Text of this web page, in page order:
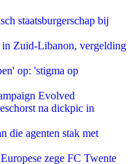
staatsburgerschap bij
Zuid-Libanon, vergelding
op: 'stigma op
Evolved
na dickpic in
die agenten stak met
zege FC Twente